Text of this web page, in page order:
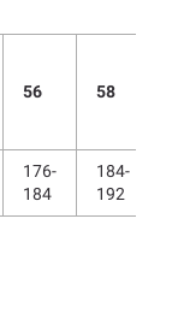
56 58
176-
184
184-
192